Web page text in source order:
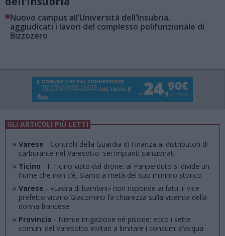
■Nuovo campus all’Università dell’Insubria,
aggiudicati i lavori del complesso polifunzionale di
Bizzozero
GLI ARTICOLI PIÙ LETTI
» Varese - Controlli della Guardia di Finanza ai distributori di
carburante nel Varesotto: sei impianti sanzionati
» Ticino - Il Ticino visto dal drone: al Panperduto si divide un
fiume che non c’è. Siamo a metà del suo minimo storico
» Varese - «Ladra di bambini» non risponde ai fatti: il vice
prefetto vicario Giacomino fa chiarezza sulla vicenda della
donna francese
» Provincia - Niente irrigazione né piscine: ecco i sette
comuni del Varesotto invitati a limitare i consumi d’acqua